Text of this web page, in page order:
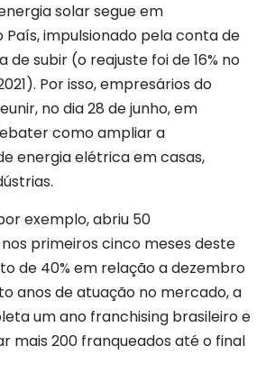
solar segue em
impulsionado pela conta de
de subir (o reajuste foi de 16% no
Por isso, empresários do
no dia 28 de junho, em
como ampliar a
energia elétrica em casas,
exemplo, abriu 50
primeiros cinco meses deste
de 40% em relação a dezembro
anos de atuação no mercado, a
um ano franchising brasileiro e
mais 200 franqueados até o final